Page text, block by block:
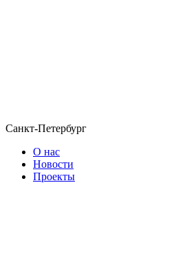
Санкт-Петербург
О нас
Новости
Проекты